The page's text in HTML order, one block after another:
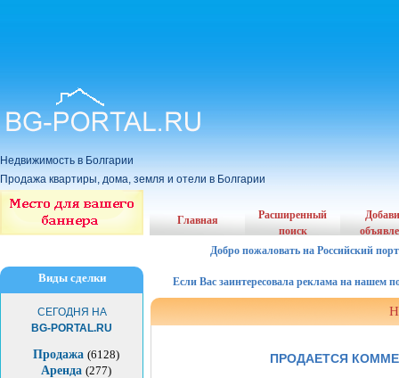
Недвижимость в Болгарии
Продажа квартиры, дома, земля и отели в Болгарии
Виды сделки
СЕГОДНЯ НА
BG-PORTAL.RU
Продажа (6128)
Аренда (277)
Главная
Расширенный
поиск
Добро пожаловать на Российский
Если Вас заинтересовала реклама на нашем
ПРОДАЕТСЯ